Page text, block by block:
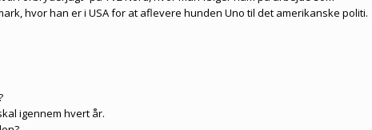
hvor han er i USA for at aflevere hunden Uno til det amerikanske politi.
igennem hvert år.